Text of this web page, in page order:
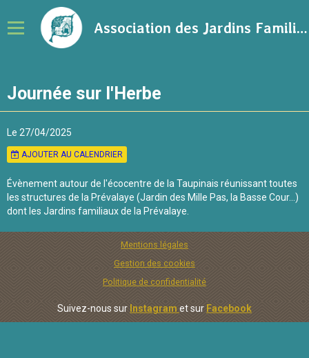
Association des Jardins Familiaux de la Ville de Rennes
Calendrier
Ressources sur le jardinage
Blog
Contact
Journée sur l'Herbe
Le 27/04/2025
AJOUTER AU CALENDRIER
Évènement autour de l'écocentre de la Taupinais réunissant toutes
les structures de la Prévalaye (Jardin des Mille Pas, la Basse Cour...)
dont les Jardins familiaux de la Prévalaye.
Mentions légales
Gestion des cookies
Politique de confidentialité
Suivez-nous sur Instagram et sur Facebook